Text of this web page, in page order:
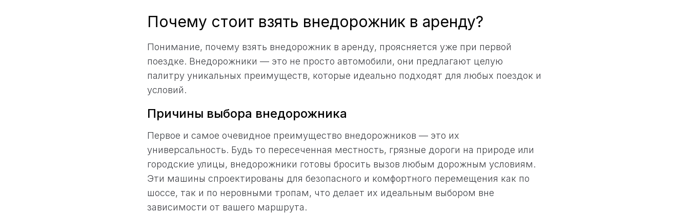
Почему стоит взять внедорожник в аренду?
Понимание, почему взять внедорожник в аренду, проясняется уже при первой
поездке. Внедорожники — это не просто автомобили, они предлагают целую
палитру уникальных преимуществ, которые идеально подходят для любых поездок и
условий.
Причины выбора внедорожника
Первое и самое очевидное преимущество внедорожников — это их
универсальность. Будь то пересеченная местность, грязные дороги на природе или
городские улицы, внедорожники готовы бросить вызов любым дорожным условиям.
Эти машины спроектированы для безопасного и комфортного перемещения как по
шоссе, так и по неровными тропам, что делает их идеальным выбором вне
зависимости от вашего маршрута.